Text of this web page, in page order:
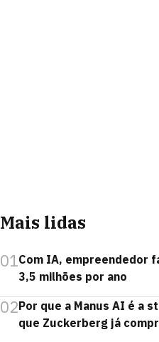
Mais lidas
01Com IA, empreendedor
3,5 milhões por ano
02Por que a Manus AI é a
que Zuckerberg já